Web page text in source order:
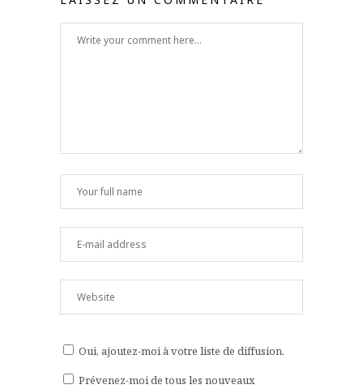
Oui, ajoutez-moi à votre liste de diffusion.
Prévenez-moi de tous les nouveaux